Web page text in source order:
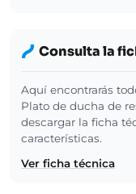
Consulta la
Aquí encontrarás
Plato de ducha de
descargar la ficha
características.
Ver ficha técnica